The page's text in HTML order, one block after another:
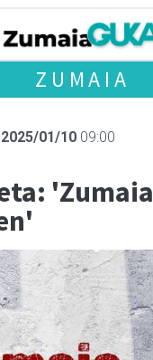
ZUMAIA
01/10 09:00
'Zumaia